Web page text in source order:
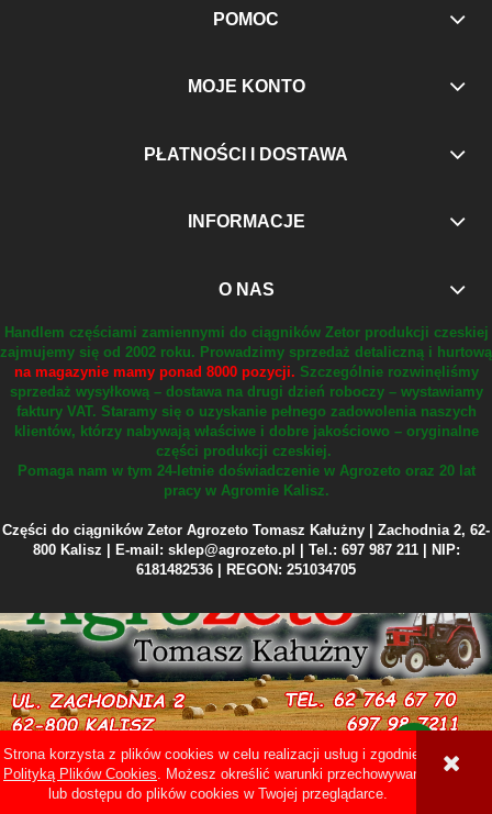
Strona korzysta z plików cookies w celu realizacji usług i zgodnie z
Polityką Plików Cookies. Możesz określić warunki przechowywania
lub dostępu do plików cookies w Twojej przeglądarce.
POMOC
MOJE KONTO
PŁATNOŚCI I DOSTAWA
INFORMACJE
O NAS
Handlem częściami zamiennymi do ciągników Zetor produkcji czeskiej
zajmujemy się od 2002 roku. Prowadzimy sprzedaż detaliczną i hurtową
na magazynie mamy ponad 8000 pozycji. Szczególnie rozwinęliśmy
sprzedaż wysyłkową – dostawa na drugi dzień roboczy – wystawiamy
faktury VAT. Staramy się o uzyskanie pełnego zadowolenia naszych
klientów, którzy nabywają właściwe i dobre jakościowo – oryginalne
części produkcji czeskiej.
Pomaga nam w tym 24-letnie doświadczenie w Agrozeto oraz 20 lat
pracy w Agromie Kalisz.
Części do ciągników Zetor Agrozeto Tomasz Kałużny | Zachodnia 2, 62-
800 Kalisz | E-mail: sklep@agrozeto.pl | Tel.: 697 987 211 | NIP:
6181482536 | REGON: 251034705
Sklep internetowy Shoper Premium
POKAŻ PEŁNĄ WERSJĘ STRONY